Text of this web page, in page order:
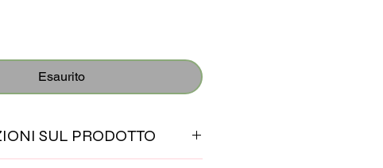
Esaurito
SUL PRODOTTO